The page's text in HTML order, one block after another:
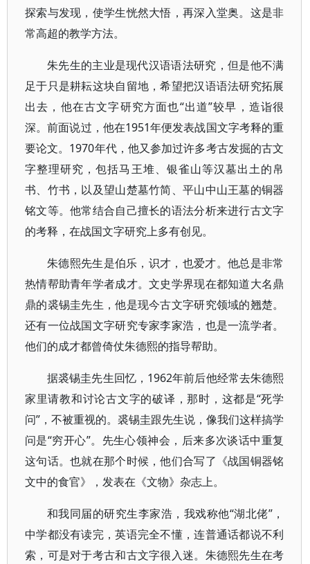
探索与发现，使学生恍然大悟，再深入堂奥。这是非
常高超的教学方法。
朱先生的主业是现代汉语语法研究，但是他不满
足于只是耕耘这块自留地，希望把汉语语法研究拓展
出去，他在古文字研究方面也“出道”较早，造诣很
深。前面说过，他在1951年便发表战国文字考释的重
要论文。1970年代，他又参加过许多考古发掘的古文
字整理研究，包括马王堆、银雀山等汉墓出土的帛
书、竹书，以及望山楚墓竹简、平山中山王墓的铜器
铭文等。他常结合自己擅长的语法分析来进行古文字
的考释，在战国文字研究上多有创见。
朱德熙先生是伯乐，识才，也爱才。他总是非常
热情帮助青年学者成才。文史学界现在都知道大名鼎
鼎的裘锡圭先生，他是现今古文字研究领域的翘楚。
还有一位战国文字研究专家李家浩，也是一流学者。
他们的成才都曾倚仗朱德熙的指导帮助。
据裘锡圭先生回忆，1962年前后他经常去朱德熙
家里请教和讨论古文字的破译，那时，这都是“死学
问”，不被重视的。裘锡圭跟先生说，像我们这样搞学
问是“穷开心”。先生心领神会，后来多次谈话中重复
这句话。也就在那个时候，他们合写了《战国铜器铭
文中的食官》，发表在《文物》杂志上。
和我同届的研究生李家浩，我戏称他“湖北佬”，
中学都没有读完，英语完全不懂，连普通话都说不利
索，可是对于考古和古文字很入迷。朱德熙先生在考